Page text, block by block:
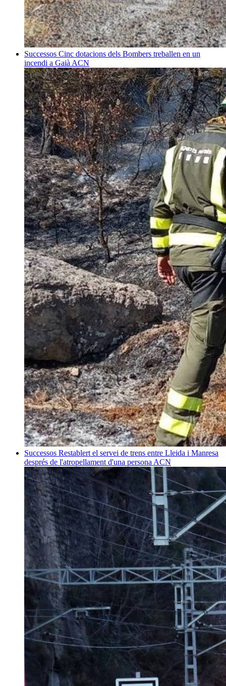
Successos Cinc dotacions dels Bombers treballen en un
incendi a Gaià ACN
Successos Restablert el servei de trens entre Lleida i Manresa
després de l'atropellament d'una persona ACN